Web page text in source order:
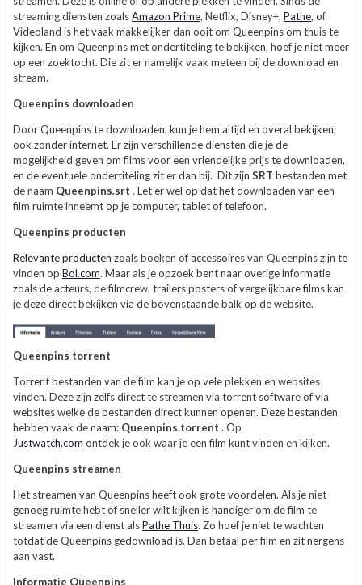
streaming diensten zoalsAmazon Prime, Netflix, Disney+, Pathe, of
Videoland is het vaak makkelijker dan ooit om Queenpins om thuis te
kijken. En om Queenpins met ondertiteling te bekijken, hoef je niet meer
op een zoektocht. Die zit er namelijk vaak meteen bij de download en
stream.
Queenpins downloaden
Door Queenpins te downloaden, kun je hem altijd en overal bekijken;
ook zonder internet. Er zijn verschillende diensten die je de
mogelijkheid geven om films voor een vriendelijke prijs te downloaden,
en de eventuele ondertiteling zit er dan bij. Dit zijn SRT bestanden met
de naam Queenpins.srt . Let er wel op dat het downloaden van een
film ruimte inneemt op je computer, tablet of telefoon.
Queenpins producten
Relevante producten zoals boeken of accessoires van Queenpins zijn te
vinden op Bol.com. Maar als je opzoek bent naar overige informatie
zoals de acteurs, de filmcrew, trailers posters of vergelijkbare films kan
je deze direct bekijken via de bovenstaande balk op de website.
Queenpins torrent
Torrent bestanden van de film kan je op vele plekken en websites
vinden. Deze zijn zelfs direct te streamen via torrent software of via
websites welke de bestanden direct kunnen openen. Deze bestanden
hebben vaak de naam: Queenpins.torrent . Op
Justwatch.com ontdek je ook waar je een film kunt vinden en kijken.
Queenpins streamen
Het streamen van Queenpins heeft ook grote voordelen. Als je niet
genoeg ruimte hebt of sneller wilt kijken is handiger om de film te
streamen via een dienst alsPathe Thuis. Zo hoef je niet te wachten
totdat de Queenpins gedownload is. Dan betaal per film en zit nergens
aan vast.
Informatie Queenpins